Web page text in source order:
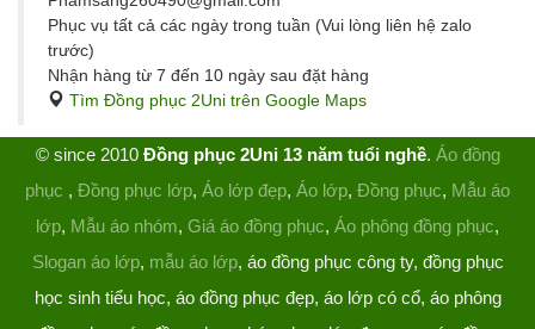
Phục vụ tất cả các ngày trong tuần (Vui lòng liên hệ zalo
trước)
Nhận hàng từ 7 đến 10 ngày sau đặt hàng
Tìm Đồng phục 2Uni trên Google Maps
© since 2010 Đồng phục 2Uni 13 năm tuổi nghề. Áo đồng
phục , Đồng phục lớp, Áo lớp đẹp, Áo lớp, Đồng phục, Mẫu áo
lớp, Mẫu áo nhóm, Giá áo đồng phục, Áo phông đồng phục,
Slogan áo lớp, mẫu áo lớp, áo đồng phục công ty, đồng phục
học sinh tiểu học, áo đồng phục đẹp, áo lớp có cổ, áo phông